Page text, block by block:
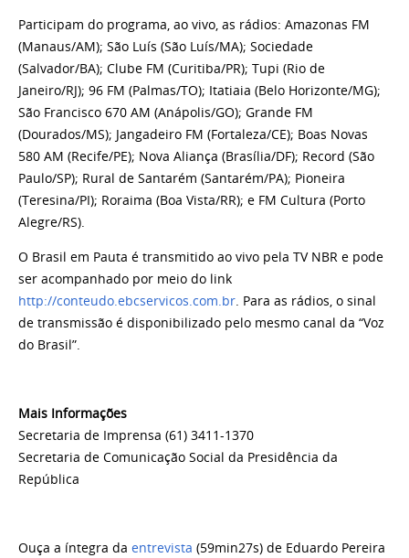
Participam do programa, ao vivo, as rádios: Amazonas FM
(Manaus/AM); São Luís (São Luís/MA); Sociedade
(Salvador/BA); Clube FM (Curitiba/PR); Tupi (Rio de
Janeiro/RJ); 96 FM (Palmas/TO); Itatiaia (Belo Horizonte/MG);
São Francisco 670 AM (Anápolis/GO); Grande FM
(Dourados/MS); Jangadeiro FM (Fortaleza/CE); Boas Novas
580 AM (Recife/PE); Nova Aliança (Brasília/DF); Record (São
Paulo/SP); Rural de Santarém (Santarém/PA); Pioneira
(Teresina/PI); Roraima (Boa Vista/RR); e FM Cultura (Porto
Alegre/RS).
O Brasil em Pauta é transmitido ao vivo pela TV NBR e pode
ser acompanhado por meio do link
http://conteudo.ebcservicos.com.br . Para as rádios, o sinal
de transmissão é disponibilizado pelo mesmo canal da “Voz
do Brasil”.
Mais Informações
Secretaria de Imprensa (61) 3411-1370
Secretaria de Comunicação Social da Presidência da
República
Ouça a íntegra da entrevista (59min27s) de Eduardo Pereira